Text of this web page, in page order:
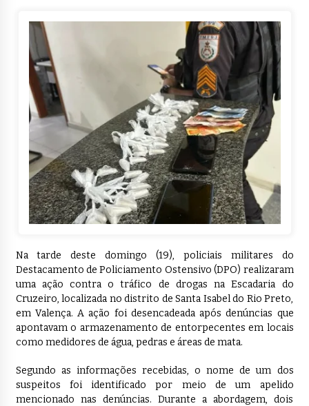
Na tarde deste domingo (19), policiais militares do
Destacamento de Policiamento Ostensivo (DPO) realizaram
uma ação contra o tráfico de drogas na Escadaria do
Cruzeiro, localizada no distrito de Santa Isabel do Rio Preto,
em Valença. A ação foi desencadeada após denúncias que
apontavam o armazenamento de entorpecentes em locais
como medidores de água, pedras e áreas de mata.
Segundo as informações recebidas, o nome de um dos
suspeitos foi identificado por meio de um apelido
mencionado nas denúncias. Durante a abordagem, dois